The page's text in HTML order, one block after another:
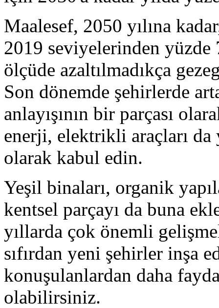
Maalesef, 2050 yılına
2019 seviyelerinden
ölçüde azaltılmadıkça
Son dönemde şehirlerde
anlayışının bir parçası
enerji, elektrikli araçları
olarak kabul edin.
Yeşil binaları, organik
kentsel parçayı da buna
yıllarda çok önemli
sıfırdan yeni şehirler inşa
konuşulanlardan daha
olabilirsiniz.